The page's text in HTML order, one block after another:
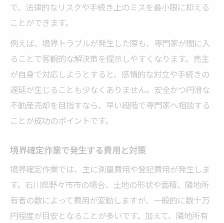
で、法律的なリスクや手続き上のミスを最小限に抑える
ことができます。
例えば、境界トラブルが発生した際も、専門家が間に入
ることで客観的な解決策を提示しやすくなります。売主
が自身で対応しようとすると、感情的な対立や手続きの
遅延が生じることも少なくありません。安全かつ円滑な
不動産売却を目指すなら、早い段階で専門家へ相談する
ことが成功のポイントです。
境界確定作業で発生する費用と対策
境界確定作業では、主に測量費用や登記費用が発生しま
す。石川県野々市市の場合、土地の形状や面積、隣地所
有者の数によって費用が変動しますが、一般的に数十万
円程度が目安となることが多いです。加えて、隣地所有